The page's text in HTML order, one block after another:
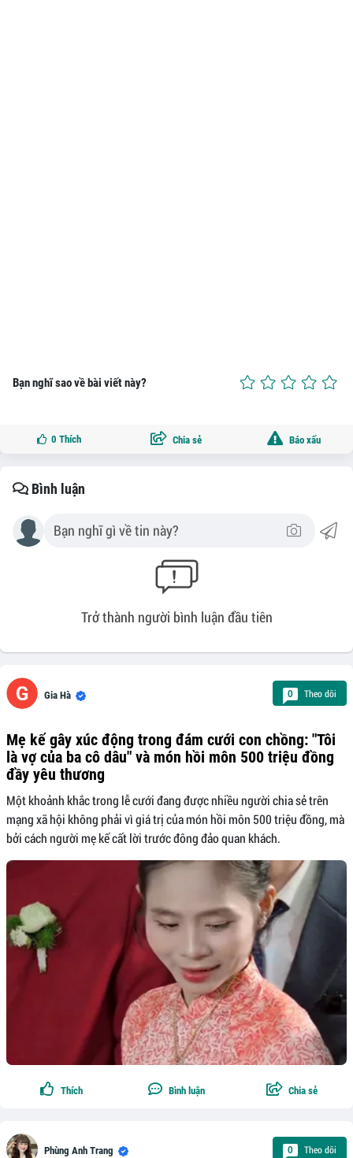
Bạn nghĩ sao về bài viết này?
0 Thích Chia sẻ Báo xấu
Bình luận
Trở thành người bình luận đầu tiên
Gia Hà 0 Theo dõi
Mẹ kế gây xúc động trong đám cưới con chồng: "Tôi
là vợ của ba cô dâu" và món hồi môn 500 triệu đồng
đầy yêu thương
Một khoảnh khắc trong lễ cưới đang được nhiều người chia sẻ trên
mạng xã hội không phải vì giá trị của món hồi môn 500 triệu đồng, mà
bởi cách người mẹ kế cất lời trước đông đảo quan khách.
Thích Bình luận Chia sẻ
Phùng Anh Trang 0 Theo dõi